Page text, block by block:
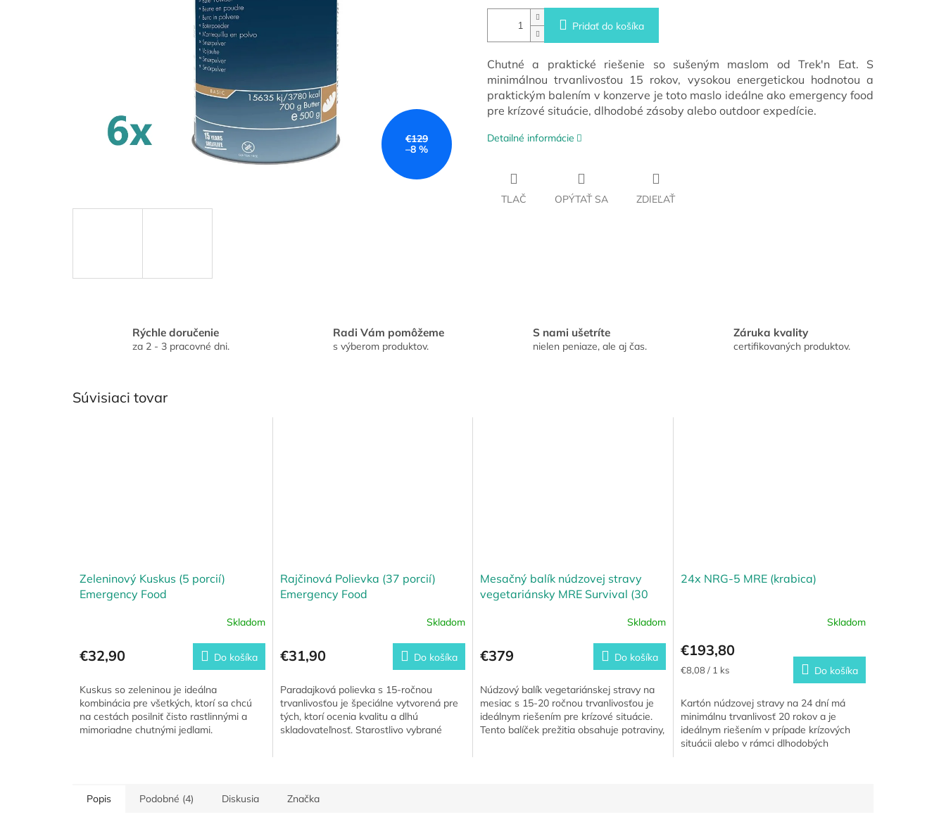
€129
–8 %
Pridať do košíka
Chutné a praktické riešenie so sušeným maslom od Trek'n Eat. S
minimálnou trvanlivosťou 15 rokov, vysokou energetickou hodnotou a
praktickým balením v konzerve je toto maslo ideálne ako emergency food
pre krízové situácie, dlhodobé zásoby alebo outdoor expedície.
Detailné informácie
TLAČ OPÝTAŤ SA ZDIEĽAŤ
Rýchle doručenie
za 2 - 3 pracovné dni.
Radi Vám pomôžeme
s výberom produktov.
S nami ušetríte
nielen peniaze, ale aj čas.
Záruka kvality
certifikovaných produktov.
Súvisiaci tovar
Zeleninový Kuskus (5 porcií)
Emergency Food
Skladom
€32,90 Do košíka
Kuskus so zeleninou je ideálna
kombinácia pre všetkých, ktorí sa chcú
na cestách posilniť čisto rastlinnými a
mimoriadne chutnými jedlami.
Rajčinová Polievka (37 porcií)
Emergency Food
Skladom
€31,90 Do košíka
Paradajková polievka s 15-ročnou
trvanlivosťou je špeciálne vytvorená pre
tých, ktorí ocenia kvalitu a dlhú
skladovateľnosť. Starostlivo vybrané
Mesačný balík núdzovej stravy
vegetariánsky MRE Survival (30
Skladom
€379 Do košíka
Núdzový balík vegetariánskej stravy na
mesiac s 15-20 ročnou trvanlivosťou je
ideálnym riešením pre krízové situácie.
Tento balíček prežitia obsahuje potraviny,
24x NRG-5 MRE (krabica)
Skladom
€193,80
Jednotková
€8,08 / 1 ks Do košíka
Kartón núdzovej stravy na 24 dní má
minimálnu trvanlivosť 20 rokov a je
ideálnym riešením v prípade krízových
situácii alebo v rámci dlhodobých
Popis Podobné (4) Diskusia Značka